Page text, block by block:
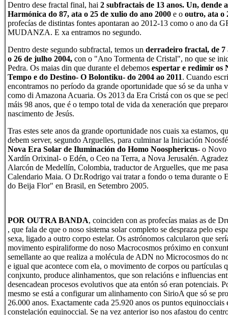
Dentro dese fractal final, hai 2 subfractais de 13 anos. Un, dende
Harmónica do 87, ata o 25 de xulio do ano 2000 e o outro, ata o
profecías de distintas fontes apontaran ao 2012-13 como o ano da
MUDANZA. E xa entramos no segundo.
Dentro deste segundo subfractal, temos un derradeiro fractal, de 7
o 26 de julho 2004, con o "Ano Tormenta de Cristal", no que se
Pedra. Os maias din que durante el debemos espertar e redimir os
Tempo e do Destino- O Bolontiku- do 2004 ao 2011. Cuando
encontramos no período da grande oportunidade que só se da unha
como di Amazona Acuaria. Os 2013 da Era Cristá con os que se
máis 98 anos, que é o tempo total de vida da xeneración que
nascimento de Jesús.
Tras estes sete anos da grande oportunidade nos cuais xa estamos,
debem server, segundo Arguelles, para culminar la Iniciación
Nova Era Solar de Iluminación do Homo Noosphericus- o Novo
Xardín Orixinal- o Edén, o Ceo na Terra, a Nova Jerusalén.
Alarcón de Medellín, Colombia, traductor de Arguelles, que me
Calendario Maia. O Dr.Rodrigo vai tratar a fondo o tema durante o
do Beija Flor" en Brasil, en Setembro 2005.
POR OUTRA BANDA, coinciden con as profecías maias as de
, que fala de que o noso sistema solar completo se despraza pelo
sexa, ligado a outro corpo estelar. Os astrónomos calcularon que
movimento espiraliforme do noso Macrocosmos próximo en
semellante ao que realiza a molécula de ADN no Microcosmos do
e igual que acontece com ela, o movimento de corpos ou partículas
conjxunto, produce alinhamentos, que son relacións e influencias
desencadean procesos evolutivos que ata entón só eran potenciais.
mesmo se está a configurar um alinhamento con SirioA que só se
26.000 anos. Exactamente cada 25.920 anos os puntos equinocciais
constelación equinoccial. Se na vez anterior iso nos afastou do